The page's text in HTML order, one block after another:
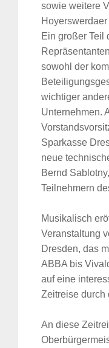
sowie weitere
Ein großer Teil
sowohl der
wichtiger
Unternehmen.
Sparkasse
neue
Bernd
Teilnehmern
Musikalisch
Veranstaltung
Dresden, das
ABBA bis
auf eine
Zeitreise durch
An diese